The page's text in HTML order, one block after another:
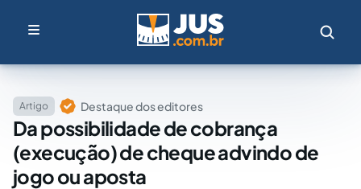
Artigo Destaque dos editores
Da possibilidade de cobrança
(execução) de cheque advindo de
jogo ou aposta